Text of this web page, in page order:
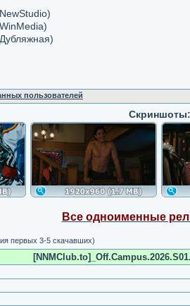
пользователей
Скриншоты:
Все одноименные
первых 3-5 скачавших)